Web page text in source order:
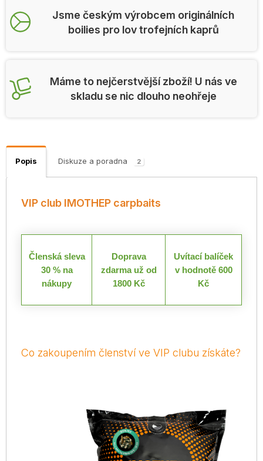
Jsme českým výrobcem originálních
boilies pro lov trofejních kaprů
Máme to nejčerstvější zboží! U nás ve
skladu se nic dlouho neohřeje
Popis Diskuze a poradna 2
VIP club IMOTHEP carpbaits
Členská sleva
30 % na
nákupy
Doprava
zdarma už od
1800 Kč
Uvítací balíček
v hodnotě 600
Kč
Co zakoupením členství ve VIP clubu získáte?